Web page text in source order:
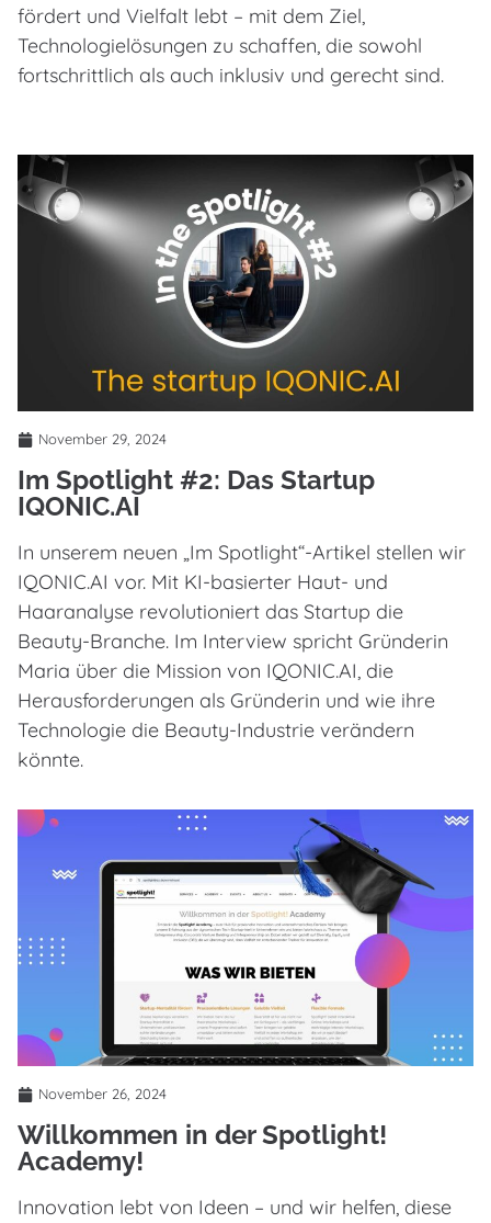
fördert und Vielfalt lebt – mit dem Ziel,
Technologielösungen zu schaffen, die sowohl
fortschrittlich als auch inklusiv und gerecht sind.
November 29, 2024
Im Spotlight #2: Das Startup
IQONIC.AI
In unserem neuen „Im Spotlight“-Artikel stellen wir
IQONIC.AI vor. Mit KI-basierter Haut- und
Haaranalyse revolutioniert das Startup die
Beauty-Branche. Im Interview spricht Gründerin
Maria über die Mission von IQONIC.AI, die
Herausforderungen als Gründerin und wie ihre
Technologie die Beauty-Industrie verändern
könnte.
November 26, 2024
Willkommen in der Spotlight!
Academy!
Innovation lebt von Ideen – und wir helfen, diese